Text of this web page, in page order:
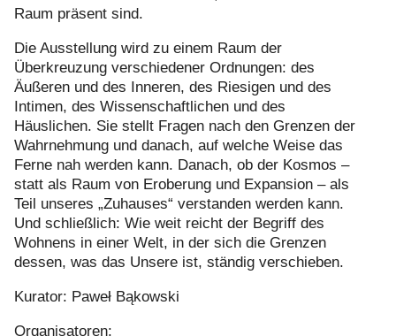
Raum präsent sind.
Die Ausstellung wird zu einem Raum der
Überkreuzung verschiedener Ordnungen: des
Äußeren und des Inneren, des Riesigen und des
Intimen, des Wissenschaftlichen und des
Häuslichen. Sie stellt Fragen nach den Grenzen der
Wahrnehmung und danach, auf welche Weise das
Ferne nah werden kann. Danach, ob der Kosmos –
statt als Raum von Eroberung und Expansion – als
Teil unseres „Zuhauses“ verstanden werden kann.
Und schließlich: Wie weit reicht der Begriff des
Wohnens in einer Welt, in der sich die Grenzen
dessen, was das Unsere ist, ständig verschieben.
Kurator: Paweł Bąkowski
Organisatoren: